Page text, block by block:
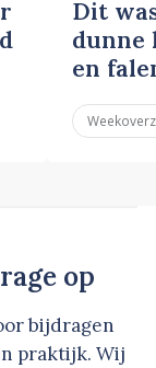
Dit
dunne
en
op
bijdragen
praktijk. Wij